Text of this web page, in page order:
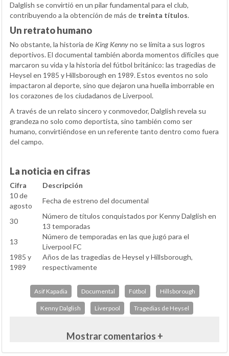
Dalglish se convirtió en un pilar fundamental para el club,
contribuyendo a la obtención de más de treinta títulos.
Un retrato humano
No obstante, la historia de King Kennyno se limita a sus logros
deportivos. El documental también aborda momentos difíciles que
marcaron su vida y la historia del fútbol británico: las tragedias de
Heysel en 1985 y Hillsborough en 1989. Estos eventos no solo
impactaron al deporte, sino que dejaron una huella imborrable en
los corazones de los ciudadanos de Liverpool.
A través de un relato sincero y conmovedor, Dalglish revela su
grandeza no solo como deportista, sino también como ser
humano, convirtiéndose en un referente tanto dentro como fuera
del campo.
La noticia en cifras
Cifra
Descripción
10 de
agosto
Fecha de estreno del documental
30
Número de títulos conquistados por Kenny Dalglish en
13 temporadas
13
Número de temporadas en las que jugó para el
Liverpool FC
1985 y
1989
Años de las tragedias de Heysel y Hillsborough,
respectivamente
Asif Kapadia Documental Fútbol Hillsborough
Kenny Dalglish Liverpool Tragedias de Heysel
Mostrar comentarios +